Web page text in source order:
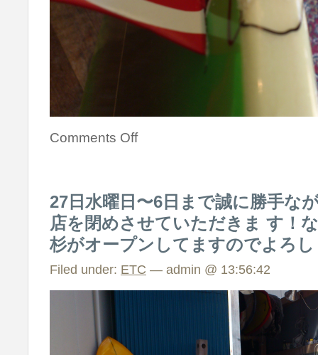
Comments Off
27日水曜日〜6日まで誠に勝手な
店を閉めさせていただきま す！
杉がオープンしてますのでよろ
Filed under: ETC — admin @ 13:56:42